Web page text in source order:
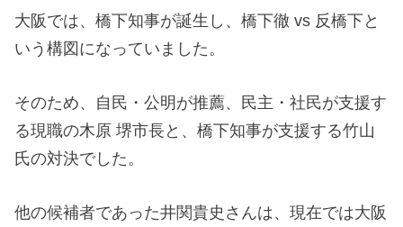
大阪では、橋下知事が誕生し、橋下徹 vs 反橋下と
いう構図になっていました。
そのため、自民・公明が推薦、民主・社民が支援す
る現職の木原 堺市長と、橋下知事が支援する竹山
氏の対決でした。
他の候補者であった井関貴史さんは、現在では大阪